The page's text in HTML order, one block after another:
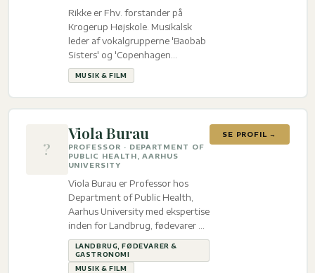
Rikke er Fhv. forstander på
Krogerup Højskole. Musikalsk
leder af vokalgrupperne 'Baobab
Sisters' og 'Copenhagen
Diplomatic Choir'. Sanger i
vokalgrupperne 'Vokalerne' og
'Savanna'. hos Egen virksomhed:
Rikke Forchhammer med
ekspertise inden for Musik & film.
MUSIK & FILM
?
Viola Burau
PROFESSOR · DEPARTMENT OF
PUBLIC HEALTH, AARHUS
UNIVERSITY
Viola Burau er Professor hos
Department of Public Health,
Aarhus University med ekspertise
inden for Landbrug, fødevarer &
gastronomi, Musik & film og
Biblioteker & Museer.
LANDBRUG, FØDEVARER &
GASTRONOMI
MUSIK & FILM
SE PROFIL →